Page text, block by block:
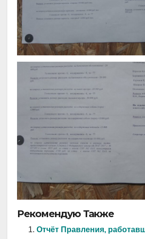
Рекомендую Также
Отчёт Правления,